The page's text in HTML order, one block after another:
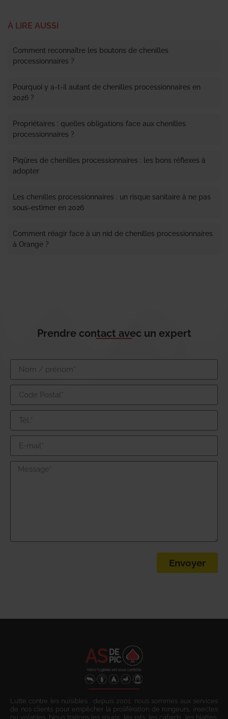
À LIRE AUSSI
Comment reconnaître les boutons de chenilles
processionnaires ?
Pourquoi y a-t-il autant de chenilles processionnaires en
2026 ?
Propriétaires : quelles obligations face aux chenilles
processionnaires ?
Piqûres de chenilles processionnaires : les bons réflexes à
adopter
Les chenilles processionnaires : un risque sanitaire à ne pas
sous-estimer en 2026
Comment réagir face à un nid de chenilles processionnaires
à Orange ?
Prendre contact avec un expert
Envoyer
Lutte contre les nuisibles : depuis 2001, nous sommes aux services
de nos clients pour empêcher la prolifération de rongeurs, insectes
ou volatiles. Nous traitons les souris, les rats, les cafards, les blattes,